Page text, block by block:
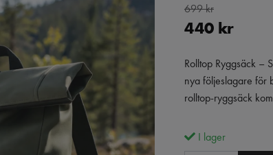
699 kr
440 kr
Rolltop Ryggsäck –
nya följeslagare för
rolltop-ryggsäck
I lager